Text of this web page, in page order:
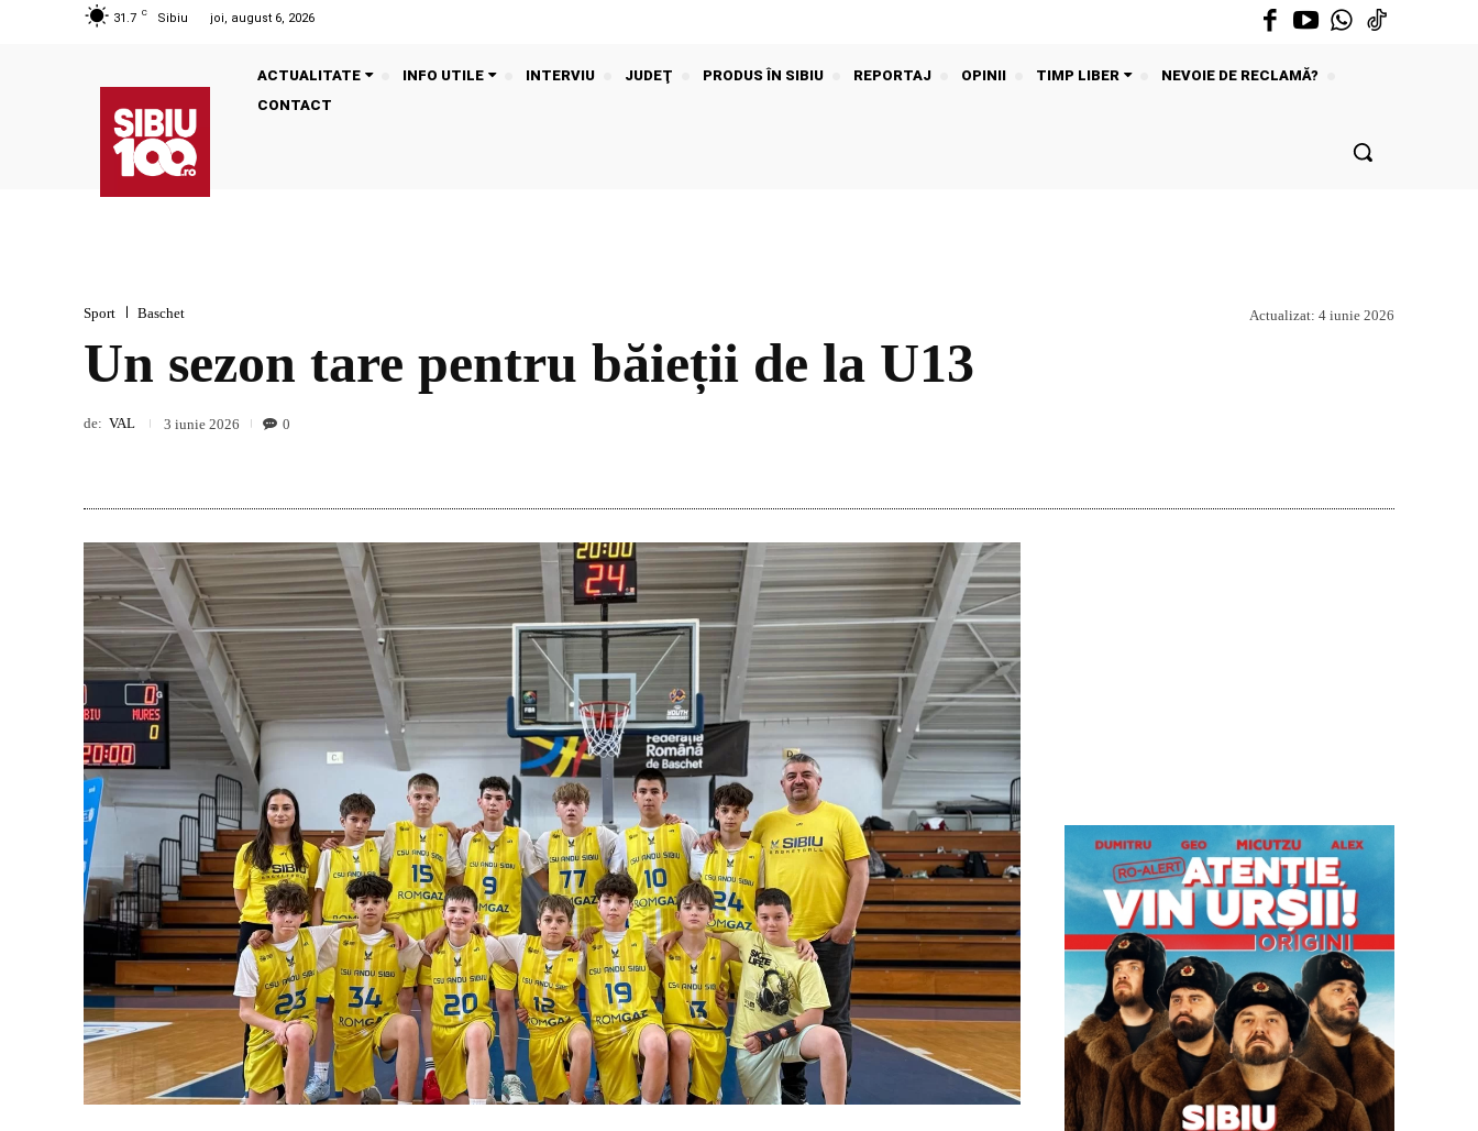
31.7 C Sibiu joi, august 6, 2026
ACTUALITATE INFO UTILE INTERVIU JUDEŢ PRODUS ÎN SIBIU REPORTAJ OPINII TIMP LIBER
NEVOIE DE RECLAMĂ?
CONTACT
Sport Baschet Actualizat: 4 iunie 2026
Un sezon tare pentru băieții de la U13
de: VAL 3 iunie 2026 0